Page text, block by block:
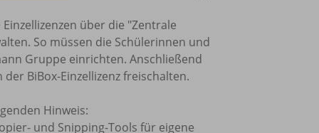
über die "Zentrale
So müssen die Schülerinnen und
Gruppe einrichten. Anschließend
BiBox-Einzellizenz freischalten.
Hinweis:
und Snipping-Tools für eigene